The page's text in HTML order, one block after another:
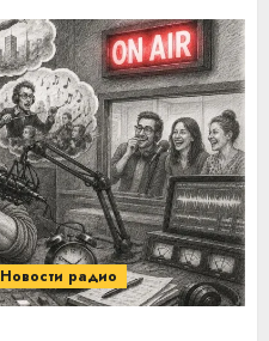
Новости радио